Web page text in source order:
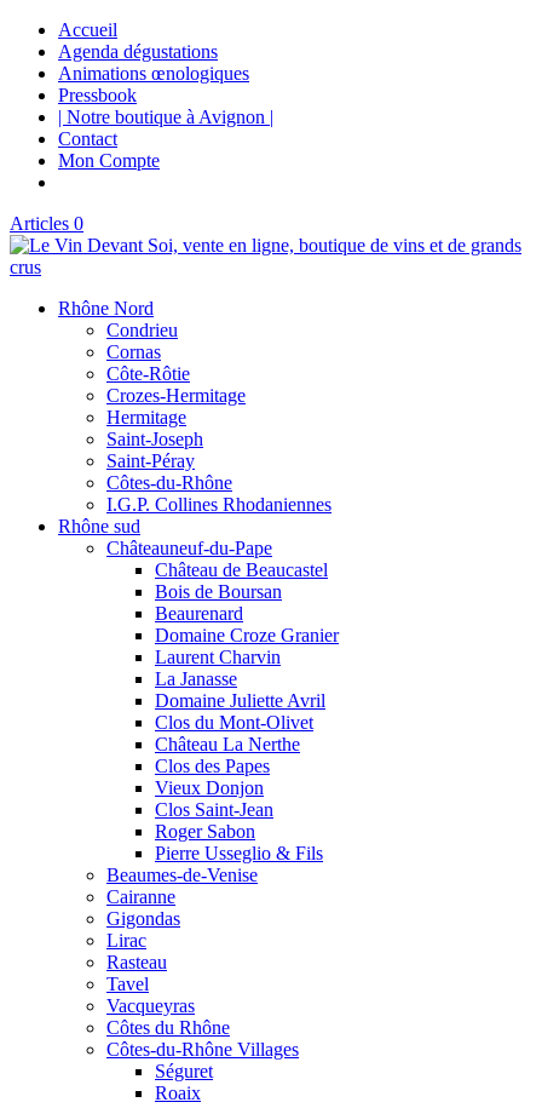
Accueil
Agenda dégustations
Animations œnologiques
Pressbook
| Notre boutique à Avignon |
Contact
Mon Compte
Articles 0
Rhône Nord
Condrieu
Cornas
Côte-Rôtie
Crozes-Hermitage
Hermitage
Saint-Joseph
Saint-Péray
Côtes-du-Rhône
I.G.P. Collines Rhodaniennes
Rhône sud
Châteauneuf-du-Pape
Château de Beaucastel
Bois de Boursan
Beaurenard
Domaine Croze Granier
Laurent Charvin
La Janasse
Domaine Juliette Avril
Clos du Mont-Olivet
Château La Nerthe
Clos des Papes
Vieux Donjon
Clos Saint-Jean
Roger Sabon
Pierre Usseglio & Fils
Beaumes-de-Venise
Cairanne
Gigondas
Lirac
Rasteau
Tavel
Vacqueyras
Côtes du Rhône
Côtes-du-Rhône Villages
Séguret
Roaix